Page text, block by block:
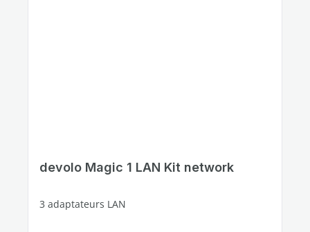
devolo Magic 1 LAN Kit network
3 adaptateurs LAN